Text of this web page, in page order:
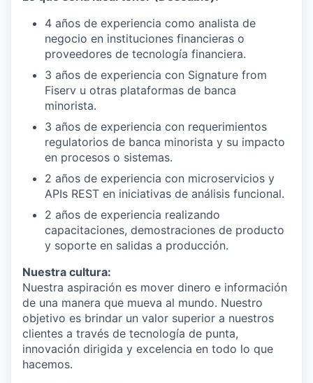
4 años de experiencia como analista de
negocio en instituciones financieras o
proveedores de tecnología financiera.
3 años de experiencia con Signature from
Fiserv u otras plataformas de banca
minorista.
3 años de experiencia con requerimientos
regulatorios de banca minorista y su impacto
en procesos o sistemas.
2 años de experiencia con microservicios y
APIs REST en iniciativas de análisis funcional.
2 años de experiencia realizando
capacitaciones, demostraciones de producto
y soporte en salidas a producción.
Nuestra cultura:
Nuestra aspiración es mover dinero e información
de una manera que mueva al mundo. Nuestro
objetivo es brindar un valor superior a nuestros
clientes a través de tecnología de punta,
innovación dirigida y excelencia en todo lo que
hacemos.